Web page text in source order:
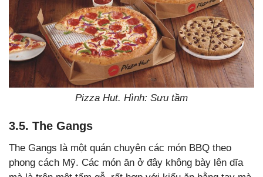
Pizza Hut. Hình: Sưu tầm
3.5. The Gangs
The Gangs là một quán chuyên các món BBQ theo
phong cách Mỹ. Các món ăn ở đây không bày lên dĩa